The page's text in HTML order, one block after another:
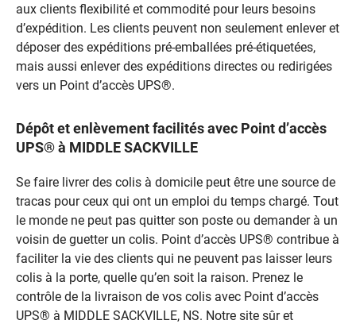
aux clients flexibilité et commodité pour leurs besoins
d’expédition. Les clients peuvent non seulement enlever et
déposer des expéditions pré-emballées pré-étiquetées,
mais aussi enlever des expéditions directes ou redirigées
vers un Point d’accès UPS®.
Dépôt et enlèvement facilités avec Point d’accès
UPS® à MIDDLE SACKVILLE
Se faire livrer des colis à domicile peut être une source de
tracas pour ceux qui ont un emploi du temps chargé. Tout
le monde ne peut pas quitter son poste ou demander à un
voisin de guetter un colis. Point d’accès UPS® contribue à
faciliter la vie des clients qui ne peuvent pas laisser leurs
colis à la porte, quelle qu’en soit la raison. Prenez le
contrôle de la livraison de vos colis avec Point d’accès
UPS® à MIDDLE SACKVILLE, NS. Notre site sûr et